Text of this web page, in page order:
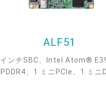
ALF51
ンチSBC、Intel Atom®
LPDDR4、1 ミニPCIe、1 ミニ